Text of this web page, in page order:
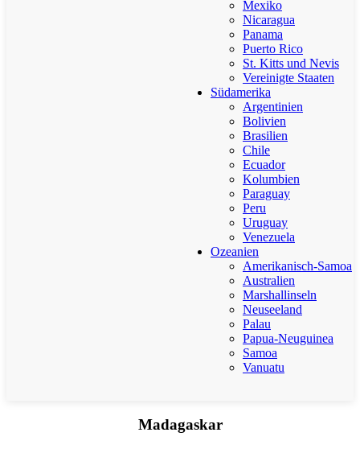
Mexiko
Nicaragua
Panama
Puerto Rico
St. Kitts und Nevis
Vereinigte Staaten
Südamerika
Argentinien
Bolivien
Brasilien
Chile
Ecuador
Kolumbien
Paraguay
Peru
Uruguay
Venezuela
Ozeanien
Amerikanisch-Samoa
Australien
Marshallinseln
Neuseeland
Palau
Papua-Neuguinea
Samoa
Vanuatu
Madagaskar